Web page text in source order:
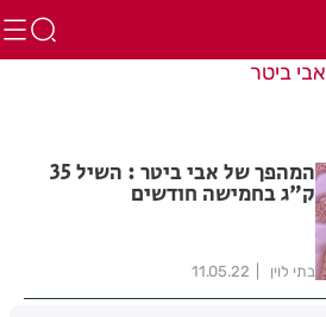
אבי ביטר
המהפך של אבי ביטר : השיל 35
ק"ג בחמישה חודשים
בתי לוין 11.05.22